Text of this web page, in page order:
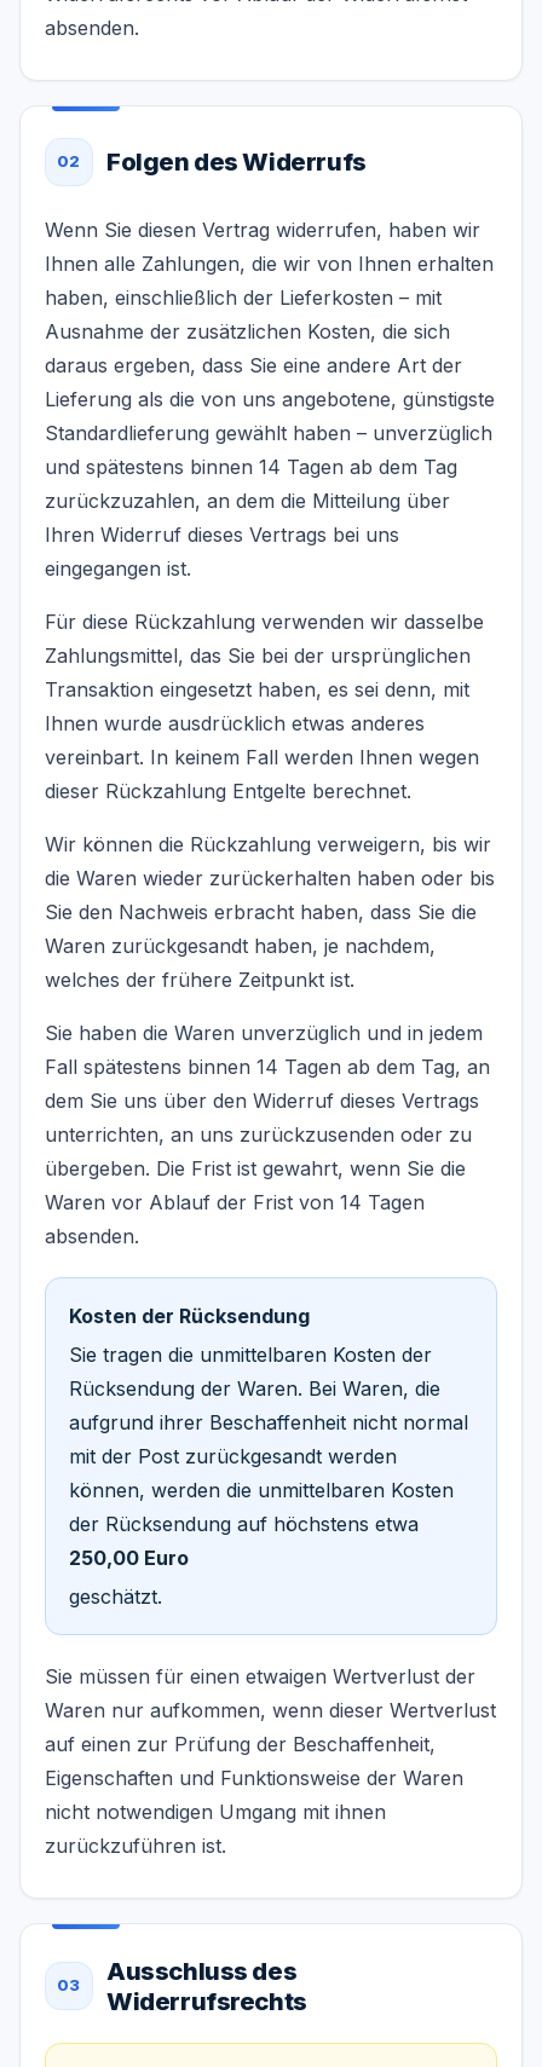
absenden.
02 Folgen des Widerrufs
Wenn Sie diesen Vertrag widerrufen, haben wir
Ihnen alle Zahlungen, die wir von Ihnen erhalten
haben, einschließlich der Lieferkosten – mit
Ausnahme der zusätzlichen Kosten, die sich
daraus ergeben, dass Sie eine andere Art der
Lieferung als die von uns angebotene, günstigste
Standardlieferung gewählt haben – unverzüglich
und spätestens binnen 14 Tagen ab dem Tag
zurückzuzahlen, an dem die Mitteilung über
Ihren Widerruf dieses Vertrags bei uns
eingegangen ist.
Für diese Rückzahlung verwenden wir dasselbe
Zahlungsmittel, das Sie bei der ursprünglichen
Transaktion eingesetzt haben, es sei denn, mit
Ihnen wurde ausdrücklich etwas anderes
vereinbart. In keinem Fall werden Ihnen wegen
dieser Rückzahlung Entgelte berechnet.
Wir können die Rückzahlung verweigern, bis wir
die Waren wieder zurückerhalten haben oder bis
Sie den Nachweis erbracht haben, dass Sie die
Waren zurückgesandt haben, je nachdem,
welches der frühere Zeitpunkt ist.
Sie haben die Waren unverzüglich und in jedem
Fall spätestens binnen 14 Tagen ab dem Tag, an
dem Sie uns über den Widerruf dieses Vertrags
unterrichten, an uns zurückzusenden oder zu
übergeben. Die Frist ist gewahrt, wenn Sie die
Waren vor Ablauf der Frist von 14 Tagen
absenden.
Kosten der Rücksendung
Sie tragen die unmittelbaren Kosten der
Rücksendung der Waren. Bei Waren, die
aufgrund ihrer Beschaffenheit nicht normal
mit der Post zurückgesandt werden
können, werden die unmittelbaren Kosten
der Rücksendung auf höchstens etwa
250,00 Euro
geschätzt.
Sie müssen für einen etwaigen Wertverlust der
Waren nur aufkommen, wenn dieser Wertverlust
auf einen zur Prüfung der Beschaffenheit,
Eigenschaften und Funktionsweise der Waren
nicht notwendigen Umgang mit ihnen
zurückzuführen ist.
03
Ausschluss des
Widerrufsrechts